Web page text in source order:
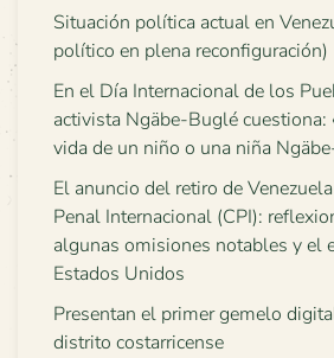
Situación política actual en
político en plena reconfiguración)
En el Día Internacional de los
activista Ngäbe-Buglé cuestiona:
vida de un niño o una niña
El anuncio del retiro de
Penal Internacional (CPI):
algunas omisiones notables y el
Estados Unidos
Presentan el primer gemelo
distrito costarricense